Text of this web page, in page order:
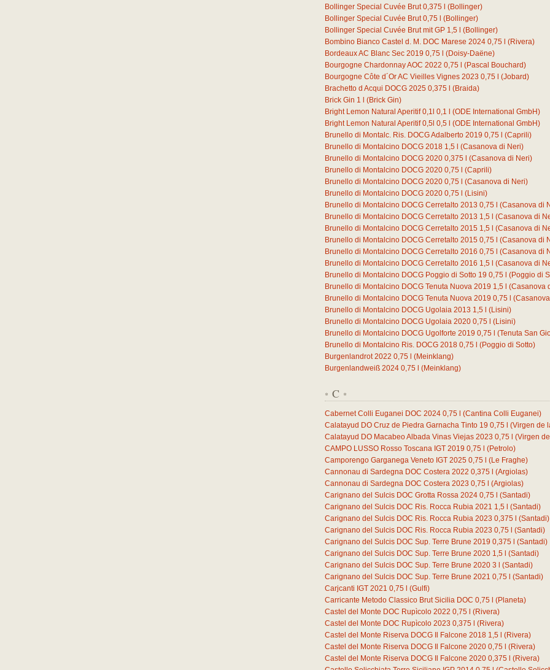
Bollinger Special Cuvée Brut 0,375
(Bollinger)
Bollinger Special Cuvée Brut 0,75
(Bollinger)
Bollinger Special Cuvée Brut mit GP 1,5
(Bollinger)
Bombino Bianco Castel d. M. DOC Marese 2024 0,75
(Rivera)
Bordeaux AC Blanc Sec 2019 0,75
(Doisy-Daëne)
Bourgogne Chardonnay AOC 2022 0,75
(Pascal Bouchard)
Bourgogne Côte d´Or AC Vieilles Vignes 2023 0,75
(Jobard)
Brachetto d Acqui DOCG 2025 0,375
(Braida)
Brick Gin 1
(Brick Gin)
Bright Lemon Natural Aperitif 0,1l 0,1
(ODE International GmbH)
Bright Lemon Natural Aperitif 0,5l 0,5
(ODE International GmbH)
Brunello di Montalc. Ris. DOCG Adalberto 2019 0,75
(Caprili)
Brunello di Montalcino DOCG 2018 1,5
(Casanova di Neri)
Brunello di Montalcino DOCG 2020 0,375
(Casanova di Neri)
Brunello di Montalcino DOCG 2020 0,75
(Caprili)
Brunello di Montalcino DOCG 2020 0,75
(Casanova di Neri)
Brunello di Montalcino DOCG 2020 0,75
(Lisini)
Brunello di Montalcino DOCG Cerretalto 2013 0,75
(Casanova di
Brunello di Montalcino DOCG Cerretalto 2013 1,5
(Casanova di
Brunello di Montalcino DOCG Cerretalto 2015 1,5
(Casanova di
Brunello di Montalcino DOCG Cerretalto 2015 0,75
(Casanova di
Brunello di Montalcino DOCG Cerretalto 2016 0,75
(Casanova di
Brunello di Montalcino DOCG Cerretalto 2016 1,5
(Casanova di
Brunello di Montalcino DOCG Poggio di Sotto 19 0,75
(Poggio di
Brunello di Montalcino DOCG Tenuta Nuova 2019 1,5
(Casanova
Brunello di Montalcino DOCG Tenuta Nuova 2019 0,75
Brunello di Montalcino DOCG Ugolaia 2013 1,5
(Lisini)
Brunello di Montalcino DOCG Ugolaia 2020 0,75
(Lisini)
Brunello di Montalcino DOCG Ugolforte 2019 0,75
(Tenuta San
Brunello di Montalcino Ris. DOCG 2018 0,75
(Poggio di Sotto)
Burgenlandrot 2022 0,75
(Meinklang)
Burgenlandweiß 2024 0,75 (Meinklang)
* C *
Cabernet Colli Euganei DOC 2024 0,75
(Cantina Colli Euganei)
Calatayud DO Cruz de Piedra Garnacha Tinto 19 0,75
(Virgen de
Calatayud DO Macabeo Albada Vinas Viejas 2023 0,75
(Virgen
CAMPO LUSSO Rosso Toscana IGT 2019 0,75
(Petrolo)
Camporengo Garganega Veneto IGT 2025 0,75
(Le Fraghe)
Cannonau di Sardegna DOC Costera 2022 0,375
(Argiolas)
Cannonau di Sardegna DOC Costera 2023 0,75
(Argiolas)
Carignano del Sulcis DOC Grotta Rossa 2024 0,75
(Santadi)
Carignano del Sulcis DOC Ris. Rocca Rubia 2021 1,5
(Santadi)
Carignano del Sulcis DOC Ris. Rocca Rubia 2023 0,375
(Santadi)
Carignano del Sulcis DOC Ris. Rocca Rubia 2023 0,75
(Santadi)
Carignano del Sulcis DOC Sup. Terre Brune 2019 0,375
(Santadi)
Carignano del Sulcis DOC Sup. Terre Brune 2020 1,5
(Santadi)
Carignano del Sulcis DOC Sup. Terre Brune 2020 3
(Santadi)
Carignano del Sulcis DOC Sup. Terre Brune 2021 0,75
(Santadi)
Carjcanti IGT 2021 0,75
(Gulfi)
Carricante Metodo Classico Brut Sicilia DOC 0,75
(Planeta)
Castel del Monte DOC Rupìcolo 2022 0,75
(Rivera)
Castel del Monte DOC Rupìcolo 2023 0,375
(Rivera)
Castel del Monte Riserva DOCG Il Falcone 2018 1,5
(Rivera)
Castel del Monte Riserva DOCG Il Falcone 2020 0,75
(Rivera)
Castel del Monte Riserva DOCG Il Falcone 2020 0,375
(Rivera)